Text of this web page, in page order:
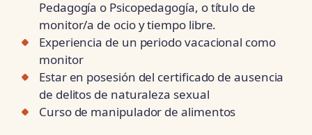
Pedagogía o Psicopedagogía, o título de
monitor/a de ocio y tiempo libre.
Experiencia de un periodo vacacional como
monitor
Estar en posesión del certificado de ausencia
de delitos de naturaleza sexual
Curso de manipulador de alimentos